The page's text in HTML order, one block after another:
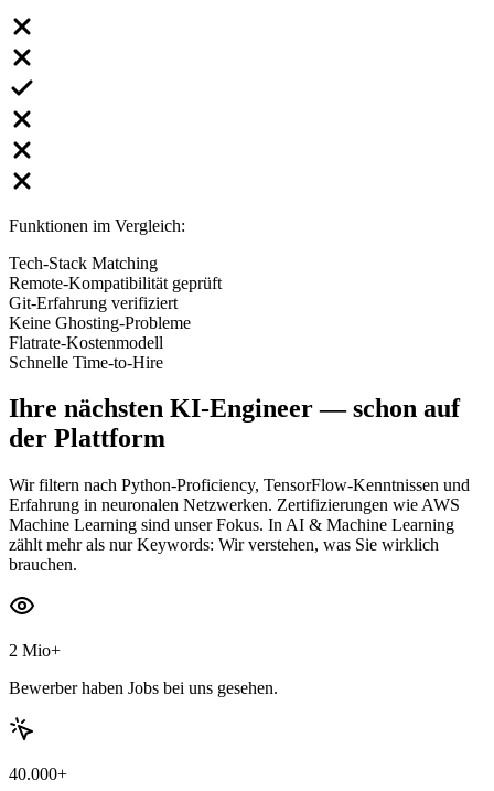
Funktionen im Vergleich:
Tech-Stack Matching
Remote-Kompatibilität geprüft
Git-Erfahrung verifiziert
Keine Ghosting-Probleme
Flatrate-Kostenmodell
Schnelle Time-to-Hire
Ihre nächsten KI-Engineer— schon auf
der Plattform
Wir filtern nach Python-Proficiency, TensorFlow-Kenntnissen und
Erfahrung in neuronalen Netzwerken. Zertifizierungen wie AWS
Machine Learning sind unser Fokus. In AI & Machine Learning
zählt mehr als nur Keywords: Wir verstehen, was Sie wirklich
brauchen.
2 Mio+
Bewerber haben Jobs bei uns gesehen.
40.000+